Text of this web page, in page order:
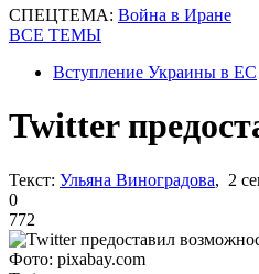
СПЕЦТЕМА: Война в Иране
ВСЕ ТЕМЫ
Вступление Украины в ЕС
Twitter
Текст: Ульяна Виноградова, 2
0
772
Фото: pixabay.com